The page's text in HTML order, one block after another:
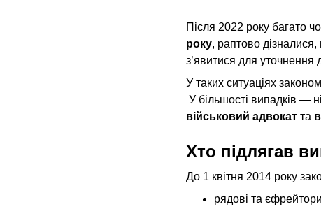
Після 2022 року багато
року, раптово
з’явитися для
У таких ситуаціях
У більшості випадків —
військовий адвокат та
Хто підлягав
До 1 квітня 2014 року
рядові та